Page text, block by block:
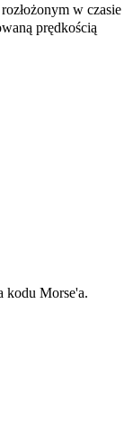
w czasie
prędkością
kodu Morse'a.